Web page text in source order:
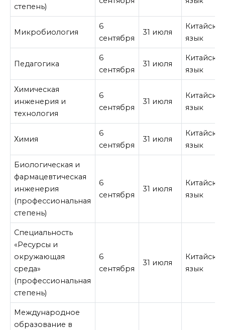
степень)
Микробиология
6
сентября
31 июля
язык
Педагогика
6
сентября
31 июля
язык
Химическая
инженерия и
технология
6
сентября
31 июля
язык
Химия
6
сентября
31 июля
язык
Биологическая и
фармацевтическая
инженерия
(профессиональная
степень)
6
сентября
31 июля
язык
Специальность
«Ресурсы и
окружающая
среда»
(профессиональная
степень)
6
сентября
31 июля
язык
Международное
образование в